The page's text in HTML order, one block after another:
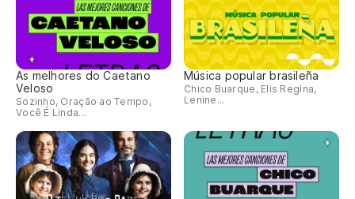
As melhores do Caetano
Veloso
Sozinho, Oração ao Tempo,
Você É Linda...
Música popular brasileña
Chico Buarque, Elis Regina,
Lenine...